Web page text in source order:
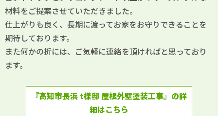
材料をご提案させていただきました。
仕上がりも良く、長期に渡ってお家をお守りできることを
期待しております。
また何かの折には、ご気軽に連絡を頂ければと思っており
ます。
『高知市長浜 t様邸 屋根外壁塗装工事』の詳
細はこちら